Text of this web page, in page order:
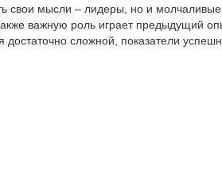
свои мысли – лидеры, но и
важную роль играет предыдущий
достаточно сложной, показатели